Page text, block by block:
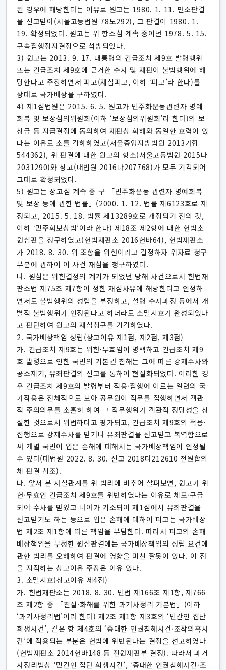
된 경우에 해당한다는 이유로 원고는 1980. 1. 11. 면소판결
을 선고받아(서울고등법원 78노292), 그 판결이 1980. 1.
19. 확정되었다. 원고는 위 항소심 계속 중이던 1978. 5. 15.
구속집행정지결정으로 석방되었다.
3) 원고는 2013. 9. 17. 대통령의 긴급조치 제9호 발령행위
또는 긴급조치 제9호에 근거한 수사 및 재판이 불법행위에 해
당한다고 주장하면서 피고(재심피고, 이하 ‘피고’라 한다)를
상대로 국가배상을 구하였다.
4) 제1심법원은 2015. 6. 5. 원고가 민주화운동관련자 명예
회복 및 보상심의위원회(이하 ‘보상심의위원회’라 한다)의 보
상금 등 지급결정에 동의하여 재판상 화해와 동일한 효력이 있
다는 이유로 소를 각하하였고(서울중앙지방법원 2013가합
544362), 위 판결에 대한 원고의 항소(서울고등법원 2015나
2031290)와 상고(대법원 2016다207768)가 모두 기각되어
그대로 확정되었다.
5) 원고는 상고심 계속 중 구 「민주화운동 관련자 명예회복
및 보상 등에 관한 법률」(2000. 1. 12. 법률 제6123호로 제
정되고, 2015. 5. 18. 법률 제13289호로 개정되기 전의 것,
이하 ‘민주화보상법’이라 한다) 제18조 제2항에 대한 헌법소
원심판을 청구하였고(헌법재판소 2016헌바64), 헌법재판소
가 2018. 8. 30. 위 조항을 위헌이라고 결정하자 위자료 청구
부분에 관하여 이 사건 재심을 청구하였다.
나. 원심은 위헌결정의 계기가 되었던 당해 사건으로서 헌법재
판소법 제75조 제7항이 정한 재심사유에 해당한다고 인정하
면서도 불법행위의 성립을 부정하고, 설령 수사과정 등에서 개
별적 불법행위가 인정된다고 하더라도 소멸시효가 완성되었다
고 판단하여 원고의 재심청구를 기각하였다.
2. 국가배상책임 성립(상고이유 제1점, 제2점, 제3점)
가. 긴급조치 제9호는 위헌·무효임이 명백하고 긴급조치 제9
호 발령으로 인한 국민의 기본권 침해는 그에 따른 강제수사와
공소제기, 유죄판결의 선고를 통하여 현실화되었다. 이러한 경
우 긴급조치 제9호의 발령부터 적용·집행에 이르는 일련의 국
가작용은 전체적으로 보아 공무원이 직무를 집행하면서 객관
적 주의의무를 소홀히 하여 그 직무행위가 객관적 정당성을 상
실한 것으로서 위법하다고 평가되고, 긴급조치 제9호의 적용·
집행으로 강제수사를 받거나 유죄판결을 선고받고 복역함으로
써 개별 국민이 입은 손해에 대해서는 국가배상책임이 인정될
수 있다(대법원 2022. 8. 30. 선고 2018다212610 전원합의
체 판결 참조).
나. 앞서 본 사실관계를 위 법리에 비추어 살펴보면, 원고가 위
헌·무효인 긴급조치 제9호를 위반하였다는 이유로 체포·구금
되어 수사를 받았고 나아가 기소되어 제1심에서 유죄판결을
선고받기도 하는 등으로 입은 손해에 대하여 피고는 국가배상
법 제2조 제1항에 따른 책임을 부담한다. 따라서 피고의 손해
배상책임을 부정한 원심판결에는 국가배상책임의 성립 요건에
관한 법리를 오해하여 판결에 영향을 미친 잘못이 있다. 이 점
을 지적하는 상고이유 주장은 이유 있다.
3. 소멸시효(상고이유 제4점)
가. 헌법재판소는 2018. 8. 30. 민법 제166조 제1항, 제766
조 제2항 중 「진실·화해를 위한 과거사정리 기본법」(이하
‘과거사정리법’이라 한다) 제2조 제1항 제3호의 ‘민간인 집단
희생사건’, 같은 항 제4호의 ‘중대한 인권침해사건·조작의혹사
건’에 적용되는 부분은 헌법에 위반된다는 결정을 선고하였다
(헌법재판소 2014헌바148 등 전원재판부 결정). 따라서 과거
사정리법상 ‘민간인 집단 희생사건’, ‘중대한 인권침해사건·조